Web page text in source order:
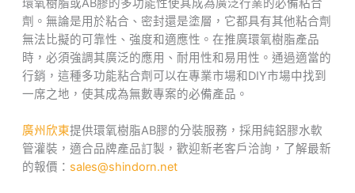
劑。無論是用於粘合、密封還是塗層，它都具有其他粘合劑
無法比擬的可靠性、強度和適應性。在推廣環氧樹脂產品
時，必須強調其廣泛的應用、耐用性和易用性。通過適當的
行銷，這種多功能粘合劑可以在專業市場和DIY市場中找到
一席之地，使其成為無數專案的必備產品。
廣州欣東提供環氧樹脂AB膠的分裝服務，採用純鋁膠水軟
管灌裝，適合品牌產品訂製，歡迎新老客戶洽詢，了解最新
的報價： sales@shindorn.net